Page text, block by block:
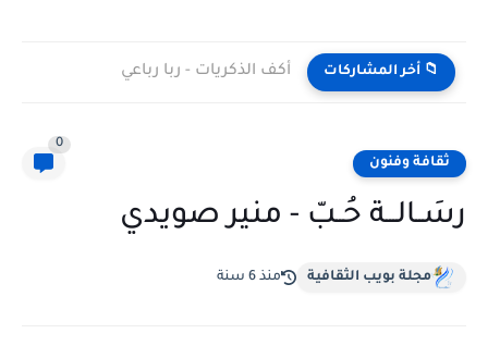
📁 أخر المشاركات أكف الذكريات - ربا رباعي
ثقافة وفنون
0
رسَــالـــة حُــبّ - منير صويدي
مجلة بويب الثقافية منذ 6 سنة